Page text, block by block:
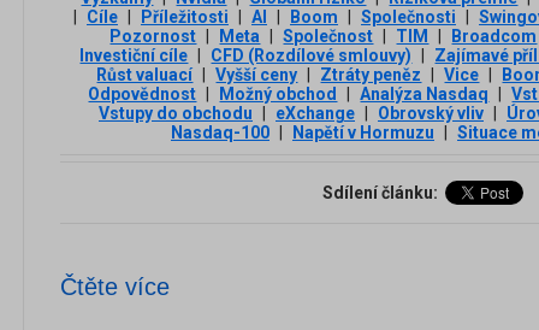
Cíle Příležitosti AI Boom Společnosti
Pozornost
Meta Společnost TIM
Broadcom
Investiční cíle
CFD (Rozdílové smlouvy)
Zajímavé
Růst valuací
Vyšší ceny Ztráty peněz Vice
Odpovědnost
Možný obchod Analýza Nasdaq
Vstupy do obchodu
eXchange Obrovský vliv
Nasdaq-100
Napětí v Hormuzu Situace
Sdílení článku:
Čtěte více